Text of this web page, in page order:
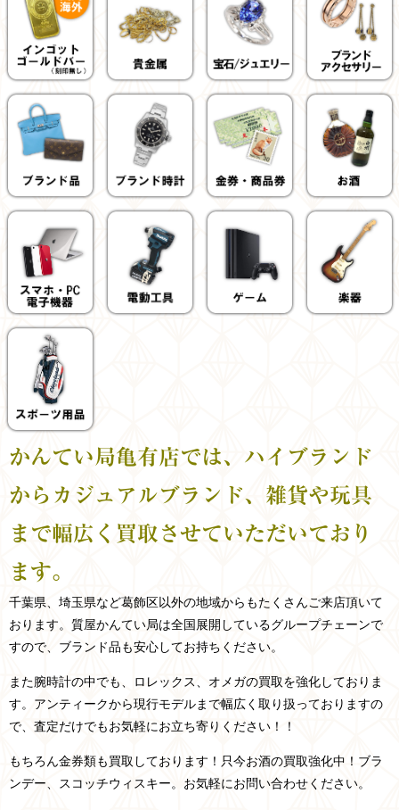
かんてい局亀有店では、ハイブランド
からカジュアルブランド、雑貨や玩具
まで幅広く買取させていただいており
ます。
千葉県、埼玉県など葛飾区以外の地域からもたくさんご来店頂いて
おります。 質屋かんてい局は全国展開しているグループチェーンで
すので、ブランド品も安心してお持ちください。
また腕時計の中でも、ロレックス、オメガの買取を強化しておりま
す。アンティークから現行モデルまで幅広く取り扱っておりますの
で、査定だけでもお気軽にお立ち寄りください！！
もちろん金券類も買取しております！只今お酒の買取強化中！ブラ
ンデー、スコッチウィスキー。お気軽にお問い合わせください。